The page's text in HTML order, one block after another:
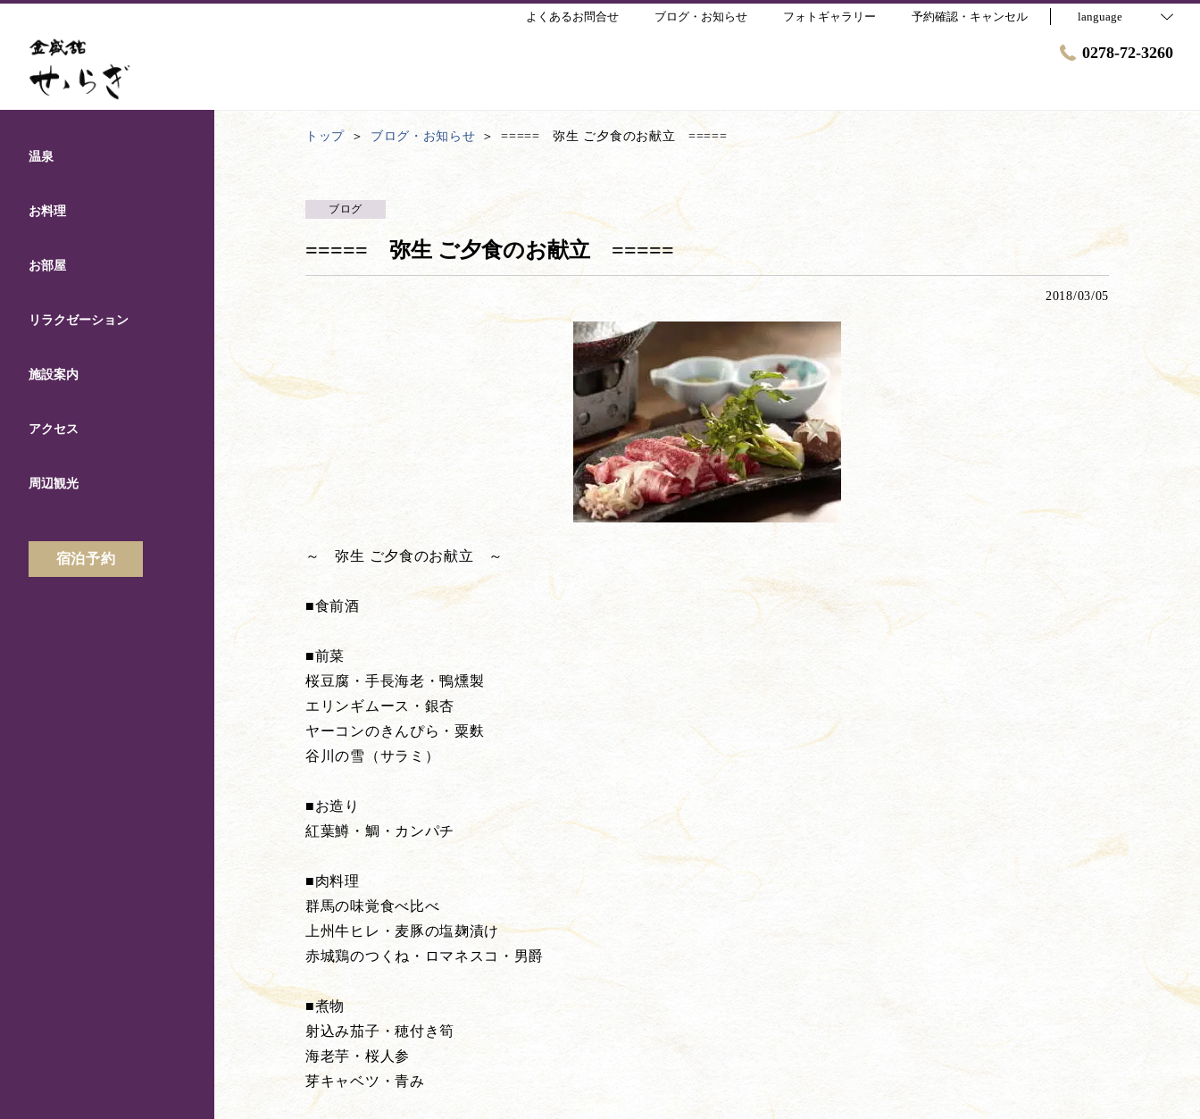
よくあるお問合せ ブログ・お知らせ フォトギャラリー 予約確認・キャンセル language
0278-72-3260
温泉
お料理
お部屋
リラクゼーション
施設案内
アクセス
周辺観光
宿泊予約
トップ ブログ・お知らせ ===== 弥生 ご夕食のお献立 =====
ブログ
===== 弥生 ご夕食のお献立 =====
2018/03/05
～ 弥生 ご夕食のお献立 ～
■食前酒
■前菜
桜豆腐・手長海老・鴨燻製
エリンギムース・銀杏
ヤーコンのきんぴら・粟麩
谷川の雪（サラミ）
■お造り
紅葉鱒・鯛・カンパチ
■肉料理
群馬の味覚食べ比べ
上州牛ヒレ・麦豚の塩麹漬け
赤城鶏のつくね・ロマネスコ・男爵
■煮物
射込み茄子・穂付き筍
海老芋・桜人参
芽キャベツ・青み